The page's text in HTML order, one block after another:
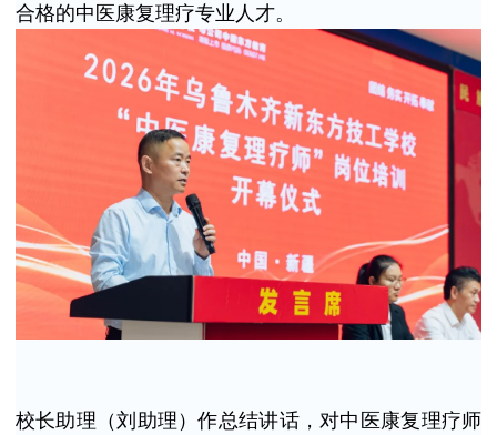
合格的中医康复理疗专业人才。
校长助理（刘助理）作总结讲话，对中医康复理疗师